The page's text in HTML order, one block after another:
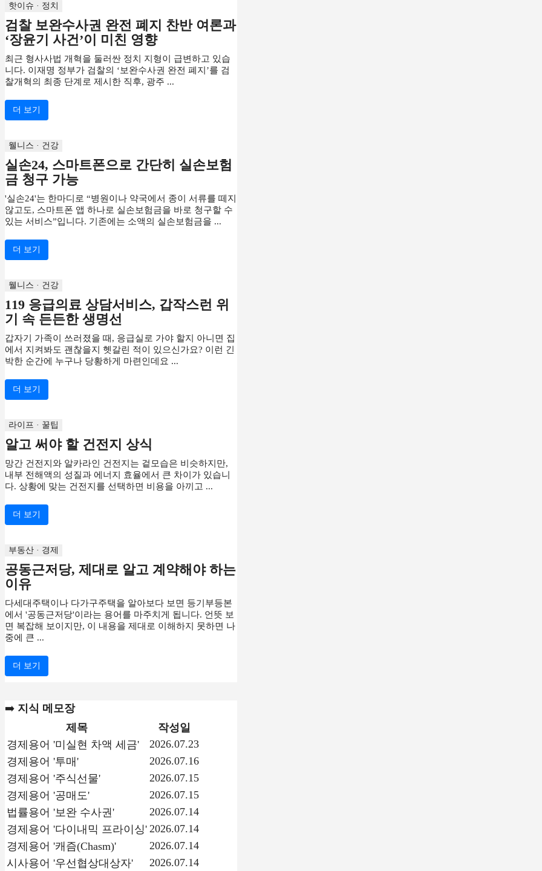
핫이슈 · 정치
검찰 보완수사권 완전 폐지 찬반 여론과
‘장윤기 사건’이 미친 영향
최근 형사사법 개혁을 둘러싼 정치 지형이 급변하고 있습
니다. 이재명 정부가 검찰의 ‘보완수사권 완전 폐지’를 검
찰개혁의 최종 단계로 제시한 직후, 광주 ...
더 보기
웰니스 · 건강
실손24, 스마트폰으로 간단히 실손보험
금 청구 가능
'실손24'는 한마디로 “병원이나 약국에서 종이 서류를 떼지
않고도, 스마트폰 앱 하나로 실손보험금을 바로 청구할 수
있는 서비스”입니다. 기존에는 소액의 실손보험금을 ...
더 보기
웰니스 · 건강
119 응급의료 상담서비스, 갑작스런 위
기 속 든든한 생명선
갑자기 가족이 쓰러졌을 때, 응급실로 가야 할지 아니면 집
에서 지켜봐도 괜찮을지 헷갈린 적이 있으신가요? 이런 긴
박한 순간에 누구나 당황하게 마련인데요 ...
더 보기
라이프 · 꿀팁
알고 써야 할 건전지 상식
망간 건전지와 알카라인 건전지는 겉모습은 비슷하지만,
내부 전해액의 성질과 에너지 효율에서 큰 차이가 있습니
다. 상황에 맞는 건전지를 선택하면 비용을 아끼고 ...
더 보기
부동산 · 경제
공동근저당, 제대로 알고 계약해야 하는
이유
다세대주택이나 다가구주택을 알아보다 보면 등기부등본
에서 '공동근저당'이라는 용어를 마주치게 됩니다. 언뜻 보
면 복잡해 보이지만, 이 내용을 제대로 이해하지 못하면 나
중에 큰 ...
더 보기
➡️ 지식 메모장
제목
작성일
경제용어 '미실현 차액 세금'
2026.07.23
경제용어 '투매'
2026.07.16
경제용어 '주식선물'
2026.07.15
경제용어 '공매도'
2026.07.15
법률용어 '보완 수사권'
2026.07.14
경제용어 '다이내믹 프라이싱' 2026.07.14
경제용어 '캐즘(Chasm)'
2026.07.14
시사용어 '우선협상대상자'
2026.07.14